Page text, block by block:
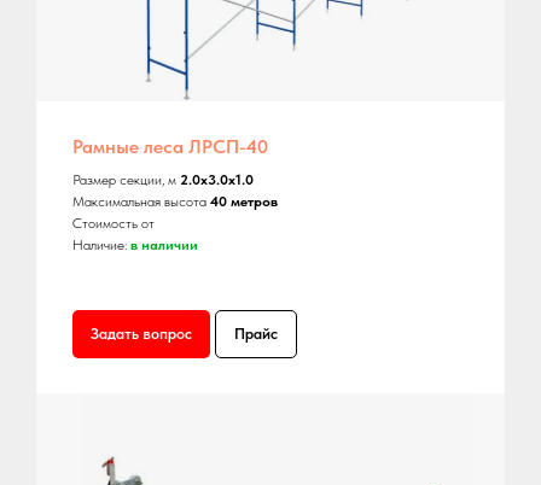
Рамные леса ЛРСП-40
Размер секции, м 2.0х3.0х1.0
Максимальная высота 40 метров
Стоимость от
Наличие: в наличии
Задать вопрос Прайс